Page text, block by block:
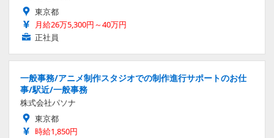
東京都
月給26万5,300円～40万円
正社員
一般事務/アニメ制作スタジオでの制作進行サポートのお仕
事/駅近/一般事務
株式会社パソナ
東京都
時給1,850円